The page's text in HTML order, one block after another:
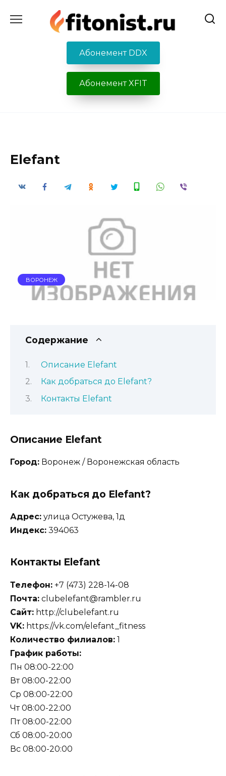
содержанию
Абонемент DDX
Абонемент XFIT
Elefant
ВОРОНЕЖ
Содержание
Описание Elefant
Как добраться до Elefant?
Контакты Elefant
Описание Elefant
Город: Воронеж / Воронежская область
Как добраться до Elefant?
Адрес: улица Остужева, 1д
Индекс: 394063
Контакты Elefant
Телефон: +7 (473) 228-14-08
Почта: clubelefant@rambler.ru
Сайт: http://clubelefant.ru
VK: https://vk.com/elefant_fitness
Количество филиалов: 1
График работы:
Пн 08:00-22:00
Вт 08:00-22:00
Ср 08:00-22:00
Чт 08:00-22:00
Пт 08:00-22:00
Сб 08:00-20:00
Вс 08:00-20:00